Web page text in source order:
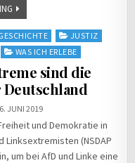
JUSTIZ
WAS ICH ERLEBE
sind die
JUNI 2019
und Demokratie in
Linksextremisten (NSDAP
um bei AfD und Linke eine